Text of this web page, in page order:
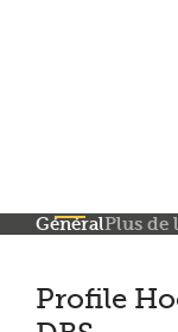
GénéralPlus de
Profile